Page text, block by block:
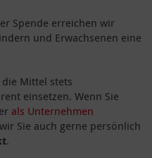
Spende erreichen wir
und Erwachsenen eine
Mittel stets
einsetzen. Wenn Sie
als Unternehmen
Sie auch gerne persönlich
.